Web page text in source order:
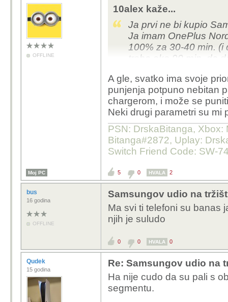
OFFLINE
10alex kaže...
Ja prvi ne bi kupio
Ja imam OnePlus
100% za 30-40 min.
treba oko 90 min. da
Neću ni komentirati
Po meni se Samsung
stvarima (izostanak
faktor kod Apple-a
A gle, svatko ima svoje
punjenja potpuno nebitan
chargerom, i može se
Neki drugi parametri su mi
PSN: DrskaBitanga, Xbox:
Bitanga#2872, Uplay:
Switch Friend Code: SW-
Moj PC 5 0 HVALA 2
bus
16 godina
OFFLINE
Samsungov udio na
Ma svi ti telefoni su banas
njih je suludo
0 0 HVALA 0
Qudek
15 godina
Re: Samsungov udio na
Ha nije cudo da su pali s
segmentu.